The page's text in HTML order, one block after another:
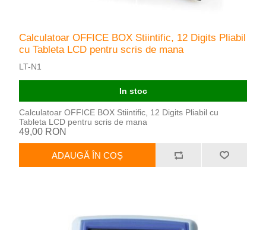
Calculatoar OFFICE BOX Stiintific, 12 Digits Pliabil
cu Tableta LCD pentru scris de mana
LT-N1
In stoc
Calculatoar OFFICE BOX Stiintific, 12 Digits Pliabil cu
Tableta LCD pentru scris de mana
49,00 RON
ADAUGĂ ÎN COȘ